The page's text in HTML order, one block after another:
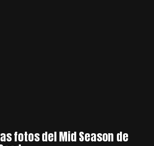
fotos del Mid Season de